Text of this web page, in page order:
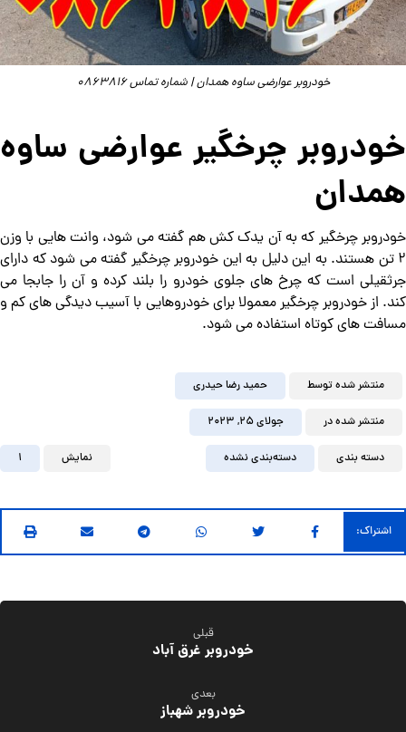
خودروبر عوارضی ساوه همدان | شماره تماس 0863816
خودروبر چرخگیر عوارضی ساوه
همدان
خودروبر چرخگیر که به آن یدک کش هم گفته می شود، وانت هایی با وزن
2 تن هستند. به این دلیل به این خودروبر چرخگیر گفته می شود که دارای
جرثقیلی است که چرخ های جلوی خودرو را بلند کرده و آن را جابجا می
کند. از خودروبر چرخگیر معمولا برای خودروهایی با آسیب دیدگی های کم و
مسافت های کوتاه استفاده می شود.
منتشر شده توسط حمید رضا حیدری
منتشر شده در جولای ۲۵, ۲۰۲۳
دسته بندی دسته‌بندی نشده نمایش 1
قبلی
خودروبر غرق آباد
بعدی
خودروبر شهباز